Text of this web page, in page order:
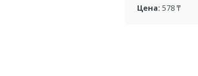
Цена: 578 ₸